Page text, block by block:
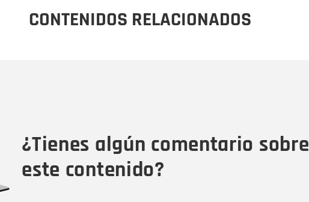
CONTENIDOS RELACIONADOS
¿Tienes algún comentario sobre
este contenido?